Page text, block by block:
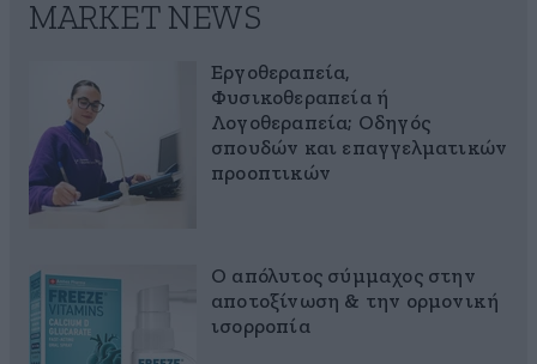
MARKET NEWS
Εργοθεραπεία,
Φυσικοθεραπεία ή
Λογοθεραπεία; Οδηγός
σπουδών και επαγγελματικών
προοπτικών
Ο απόλυτος σύμμαχος στην
αποτοξίνωση & την ορμονική
ισορροπία